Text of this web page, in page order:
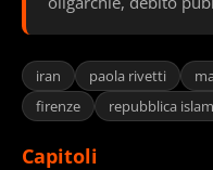
iran paola rivetti
firenze
repubblica
Capitoli